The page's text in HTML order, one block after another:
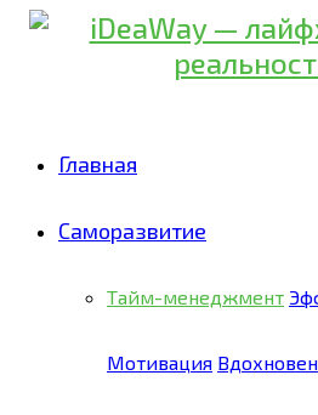
Главная
Саморазвитие
Тайм-менеджмент
Мотивация